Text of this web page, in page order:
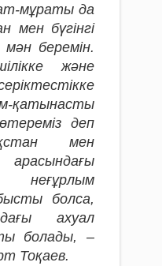
мұраты да
мен бүгінгі
беремін.
және
қатынасты
деп
мен
неғұрлым
болса,
ахуал
болады, –
Тоқаев.